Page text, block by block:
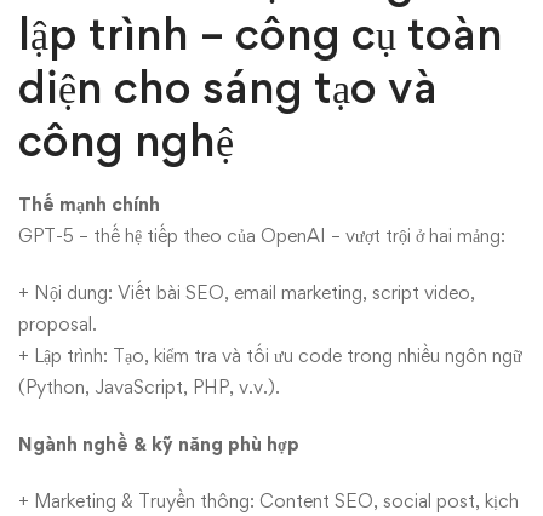
lập trình – công cụ toàn
diện cho sáng tạo và
công nghệ
Thế mạnh chính
GPT-5 – thế hệ tiếp theo của OpenAI – vượt trội ở hai mảng:
+ Nội dung: Viết bài SEO, email marketing, script video,
proposal.
+ Lập trình: Tạo, kiểm tra và tối ưu code trong nhiều ngôn ngữ
(Python, JavaScript, PHP, v.v.).
Ngành nghề & kỹ năng phù hợp
+ Marketing & Truyền thông: Content SEO, social post, kịch